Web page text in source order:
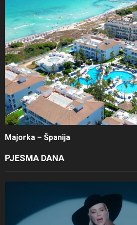
Majorka – Španija
PJESMA DANA